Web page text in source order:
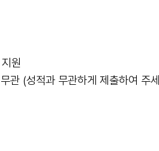
원
관 (성적과 무관하게 제출하여 주